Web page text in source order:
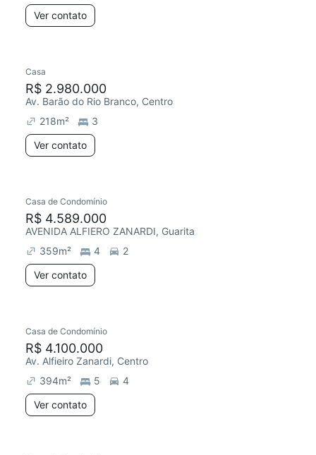
Ver contato
Chegou este mês
Casa
R$ 2.980.000
Av. Barão do Rio Branco, Centro
218m²
3
Ver contato
Redecorar
Casa de Condomínio
R$ 4.589.000
AVENIDA ALFIERO ZANARDI, Guarita
359m² 4
2
Ver contato
Chegou este mês
Casa de Condomínio
R$ 4.100.000
Av. Alfieiro Zanardi, Centro
394m² 5
4
Ver contato